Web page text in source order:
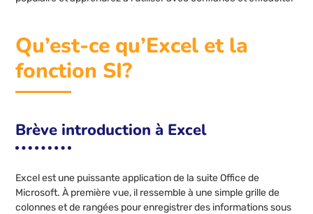
Qu’est-ce qu’Excel et la
fonction SI?
Brève introduction à Excel
Excel est une puissante application de la suite Office de
Microsoft. À première vue, il ressemble à une simple grille de
colonnes et de rangées pour enregistrer des informations sous